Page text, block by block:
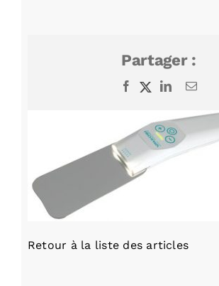
Partager :
Facebook
X LinkedInEmail
Retour à la liste des articles